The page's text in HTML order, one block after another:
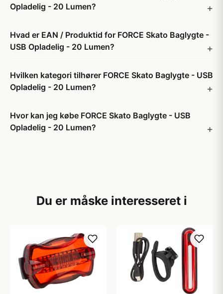
Opladelig - 20 Lumen?
Hvad er EAN / Produktid for FORCE Skato Baglygte -
USB Opladelig - 20 Lumen?
Hvilken kategori tilhører FORCE Skato Baglygte - USB
Opladelig - 20 Lumen?
Hvor kan jeg købe FORCE Skato Baglygte - USB
Opladelig - 20 Lumen?
Du er måske interesseret i